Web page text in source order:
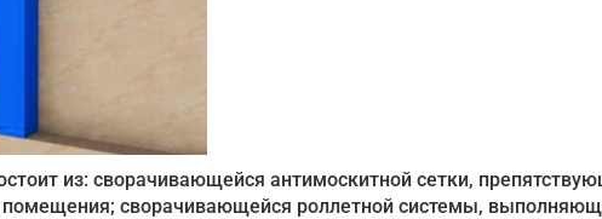
из: сворачивающейся антимоскитной сетки,
сворачивающейся роллетной системы,